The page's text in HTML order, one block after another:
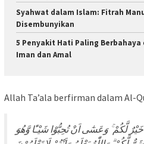
Syahwat dalam Islam: Fitrah
Disembunyikan
5 Penyakit Hati Paling
Iman dan Amal
Allah Ta’ala berfirman dalam Al-
لَّكُمْ ۚ وَعَسٰٓى اَنْ تُحِبُّوْا شَيْـًٔا وَّهُوَ